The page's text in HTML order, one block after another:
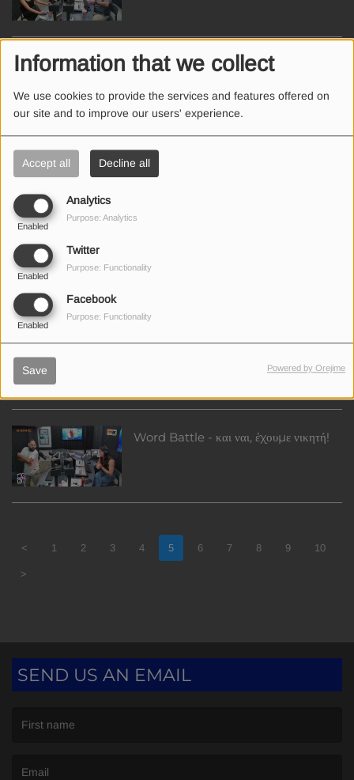
Information that we collect
We use cookies to provide the services and features offered on
our site and to improve our users' experience.
Accept all Decline all
Analytics
Enabled
Purpose: Analytics
Twitter
Enabled
Purpose: Functionality
Facebook
Enabled
Purpose: Functionality
Save Powered by Orejime
Είστε κι εσείς συναισθημα-θηματικοί;
Εσείς πόσες μέρες διακοπές χρειάζεστε;
Kill Bills - bye bye bills!!
Word Battle - και ναι, έχουμε νικητή!
< 1 2 3 4 5 6 7 8 9 10
>
SEND US AN EMAIL